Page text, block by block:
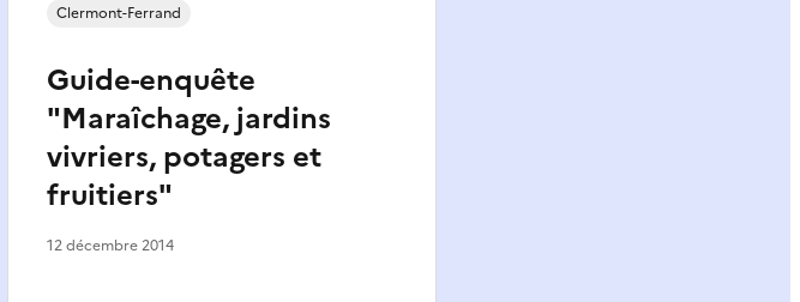
Guide-enquête
"Maraîchage, jardins
vivriers, potagers et
fruitiers"
Clermont-Ferrand
12 décembre 2014